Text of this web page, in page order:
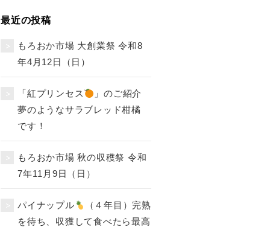
最近の投稿
もろおか市場 大創業祭 令和8
年4月12日（日）
「紅プリンセス
」のご紹介
夢のようなサラブレッド柑橘
です！
もろおか市場 秋の収穫祭 令和
7年11月9日（日）
パイナップル
（４年目）完熟
を待ち、収獲して食べたら最高